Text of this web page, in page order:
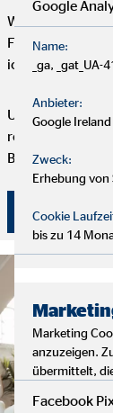
Wir starten mit
Finanzen und
ich dir
Um deine
regelmäßige
Betreuung
Google
Name:
_ga,
Anbieter:
Google
Zweck:
Erhebung von
Cookie
bis zu 14
Marketing
anzuzeigen.
übermittelt,
Facebook